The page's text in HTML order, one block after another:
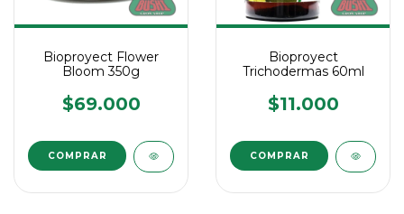
Bioproyect Flower
Bloom 350g
$69.000
Bioproyect
Trichodermas 60ml
$11.000